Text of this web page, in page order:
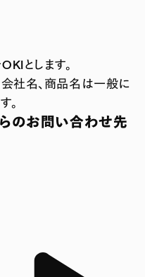
とします。
社名、商品名は一般に
。
のお問い合わせ先